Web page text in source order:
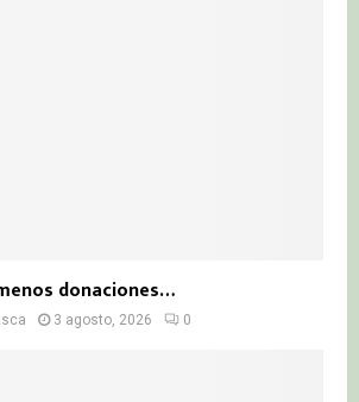
donaciones…
3 agosto, 2026 0